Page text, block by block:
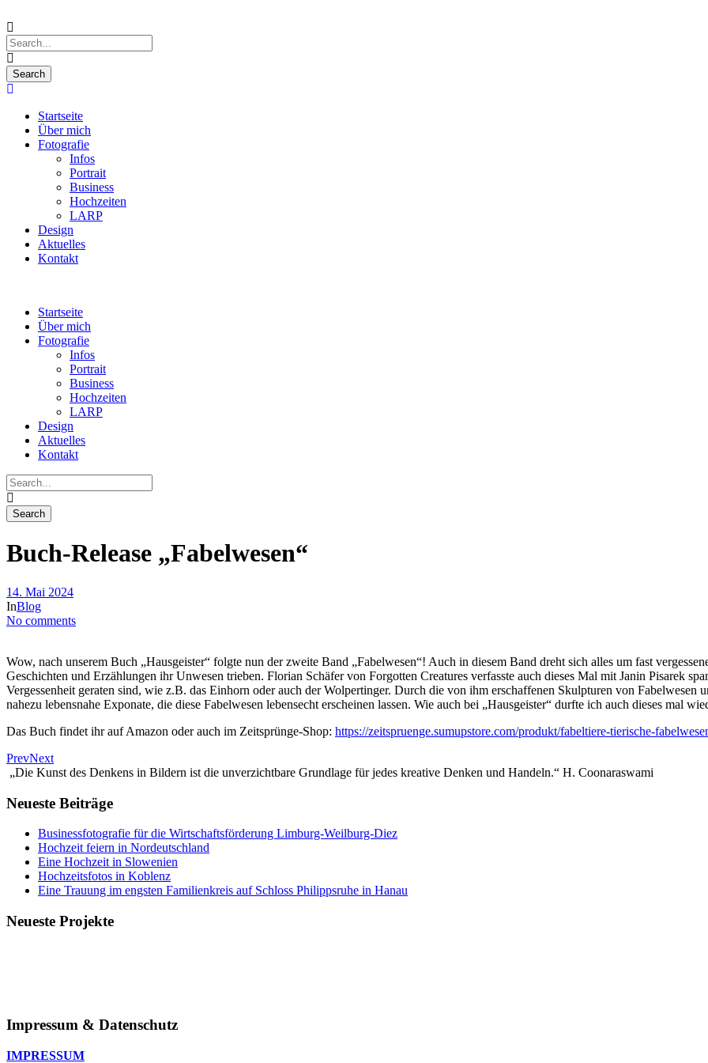
Startseite
Über mich
Fotografie
Infos
Portrait
Business
Hochzeiten
LARP
Design
Aktuelles
Kontakt
Startseite
Über mich
Fotografie
Infos
Portrait
Business
Hochzeiten
LARP
Design
Aktuelles
Kontakt
Buch-Release „Fabelwesen“
14. Mai 2024
InBlog
No comments
Wow, nach unserem Buch „Hausgeister“ folgte nun der zweite Band „Fabelwesen“! Auch in diesem Band dreht sich alles um fast
Geschichten und Erzählungen ihr Unwesen trieben. Florian Schäfer von Forgotten Creatures verfasste auch dieses Mal mit Janin Pisarek
Vergessenheit geraten sind, wie z.B. das Einhorn oder auch der Wolpertinger. Durch die von ihm erschaffenen Skulpturen von Fabelwesen
nahezu lebensnahe Exponate, die diese Fabelwesen lebensecht erscheinen lassen. Wie auch bei „Hausgeister“ durfte ich auch dieses mal
Das Buch findet ihr auf Amazon oder auch im Zeitsprünge-Shop: https://zeitspruenge.sumupstore.com/produkt/fabeltiere-tierische-
PrevNext
„Die Kunst des Denkens in Bildern ist die unverzichtbare Grundlage für jedes kreative Denken und Handeln.“ H. Coonaraswami
Neueste Beiträge
Businessfotografie für die Wirtschaftsförderung Limburg-Weilburg-Diez
Hochzeit feiern in Nordeutschland
Eine Hochzeit in Slowenien
Hochzeitsfotos in Koblenz
Eine Trauung im engsten Familienkreis auf Schloss Philippsruhe in Hanau
Neueste Projekte
Impressum & Datenschutz
IMPRESSUM